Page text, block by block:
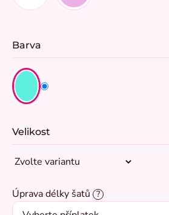
Barva
Velikost
Úprava délky šatů ?